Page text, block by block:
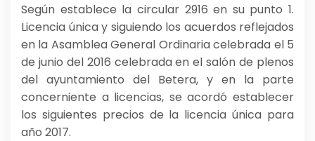
Según establece la circular 2916 en su punto 1.
Licencia única y siguiendo los acuerdos reflejados
en la Asamblea General Ordinaria celebrada el 5
de junio del 2016 celebrada en el salón de plenos
del ayuntamiento del Betera, y en la parte
concerniente a licencias, se acordó establecer
los siguientes precios de la licencia única para
año 2017.